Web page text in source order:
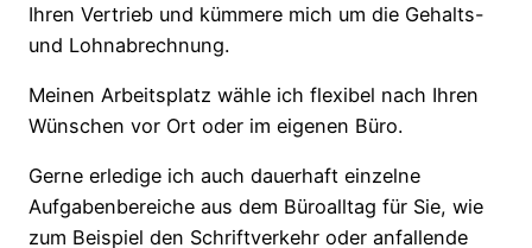
Ihren Vertrieb und kümmere mich um die Gehalts-
und Lohnabrechnung.
Meinen Arbeitsplatz wähle ich flexibel nach Ihren
Wünschen vor Ort oder im eigenen Büro.
Gerne erledige ich auch dauerhaft einzelne
Aufgabenbereiche aus dem Büroalltag für Sie, wie
zum Beispiel den Schriftverkehr oder anfallende